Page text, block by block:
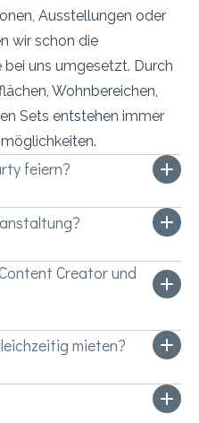
Ausstellungen oder
wir schon die
uns umgesetzt. Durch
Wohnbereichen,
Sets entstehen immer
feiern?
Creator und
mieten?